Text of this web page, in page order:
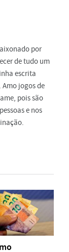
por
de tudo um
escrita
jogos de
pois são
e nos